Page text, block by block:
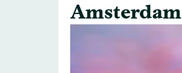
Amsterdam